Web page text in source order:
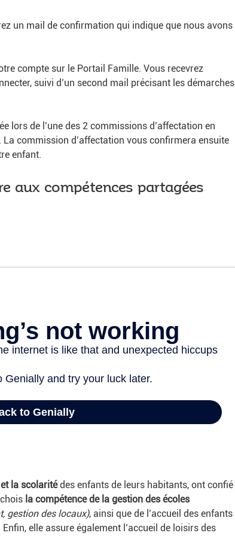
un mail de confirmation qui indique que nous avons
compte sur le Portail Famille. Vous recevrez
suivi d’un second mail précisant les démarches
lors de l’une des 2 commissions d’affectation en
commission d’affectation vous confirmera ensuite
enfant.
aux compétences partagées
la scolaritédes enfants de leurs habitants, ont confié
la compétence de la gestion des écoles
gestion des locaux), ainsi que de l’accueil des enfants
elle assure également l’accueil de loisirs des